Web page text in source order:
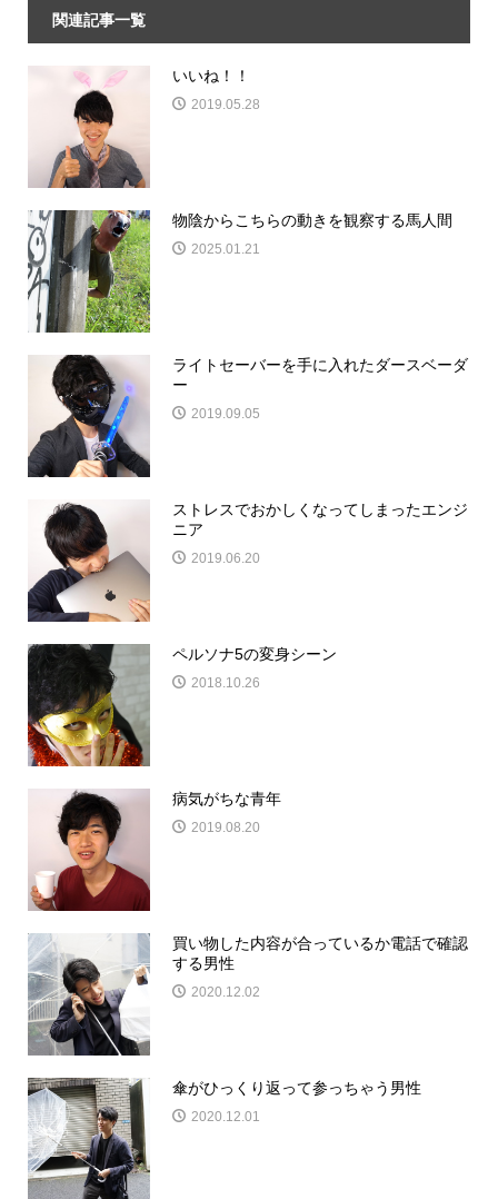
関連記事一覧
いいね！！
2019.05.28
物陰からこちらの動きを観察する馬人間
2025.01.21
ライトセーバーを手に入れたダースベーダ
ー
2019.09.05
ストレスでおかしくなってしまったエンジ
ニア
2019.06.20
ペルソナ5の変身シーン
2018.10.26
病気がちな青年
2019.08.20
買い物した内容が合っているか電話で確認
する男性
2020.12.02
傘がひっくり返って参っちゃう男性
2020.12.01